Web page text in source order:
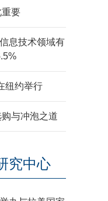
重要
息技术领域有
纽约举行
与冲泡之道
究中心